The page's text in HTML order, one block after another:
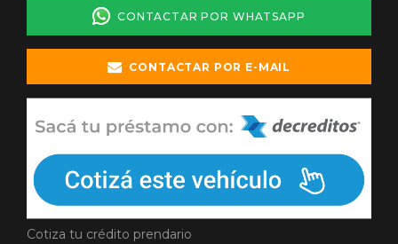
CONTACTAR POR WHATSAPP
CONTACTAR POR E-MAIL
Cotiza tu crédito prendario